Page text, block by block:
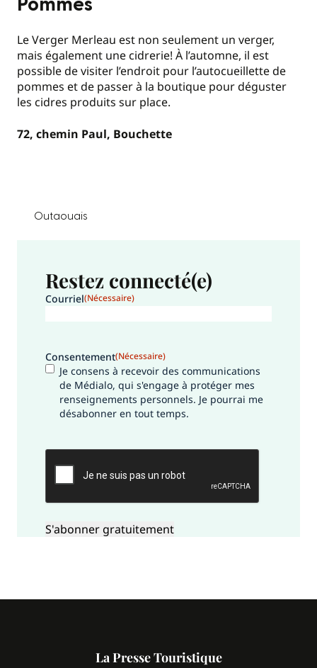
Pommes
Le Verger Merleau est non seulement un verger,
mais également une cidrerie! À l’automne, il est
possible de visiter l’endroit pour l’autocueillette de
pommes et de passer à la boutique pour déguster
les cidres produits sur place.
72, chemin Paul, Bouchette
Outaouais
Restez connecté(e)
Courriel(Nécessaire)
Consentement(Nécessaire)
Je consens à recevoir des communications
de Médialo, qui s'engage à protéger mes
renseignements personnels. Je pourrai me
désabonner en tout temps.
CAPTCHA
La Presse Touristique